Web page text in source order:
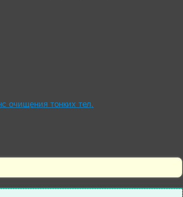
очищения тонких тел.